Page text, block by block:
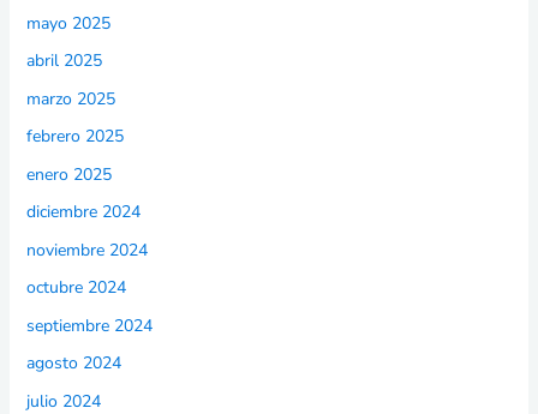
mayo 2025
abril 2025
marzo 2025
febrero 2025
enero 2025
diciembre 2024
noviembre 2024
octubre 2024
septiembre 2024
agosto 2024
julio 2024